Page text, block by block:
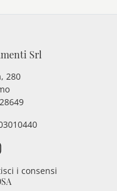
Srl
280
i consensi